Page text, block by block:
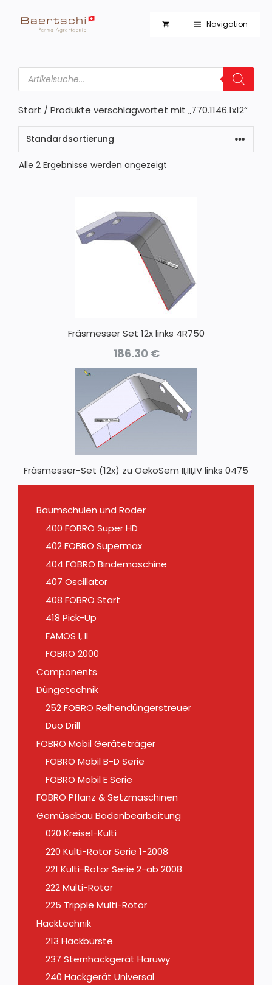
Inhalt
Navigation
Products
search
Start / Produkte verschlagwortet mit „770.1146.1x12“
Alle 2 Ergebnisse werden angezeigt
Fräsmesser Set 12x links 4R750
186.30 €
Fräsmesser-Set (12x) zu OekoSem II,III,IV links 0475
Baumschulen und Roder
400 FOBRO Super HD
402 FOBRO Supermax
404 FOBRO Bindemaschine
407 Oscillator
408 FOBRO Start
418 Pick-Up
FAMOS I, II
FOBRO 2000
Components
Düngetechnik
252 FOBRO Reihendüngerstreuer
Duo Drill
FOBRO Mobil Geräteträger
FOBRO Mobil B-D Serie
FOBRO Mobil E Serie
FOBRO Pflanz & Setzmaschinen
Gemüsebau Bodenbearbeitung
020 Kreisel-Kulti
220 Kulti-Rotor Serie 1-2008
221 Kulti-Rotor Serie 2-ab 2008
222 Multi-Rotor
225 Tripple Multi-Rotor
Hacktechnik
213 Hackbürste
237 Sternhackgerät Haruwy
240 Hackgerät Universal